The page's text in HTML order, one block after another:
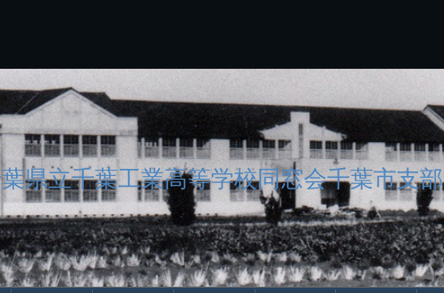
ツ
へ
ス
キ
プ
県立千葉工業高等学校同窓会千葉市支部